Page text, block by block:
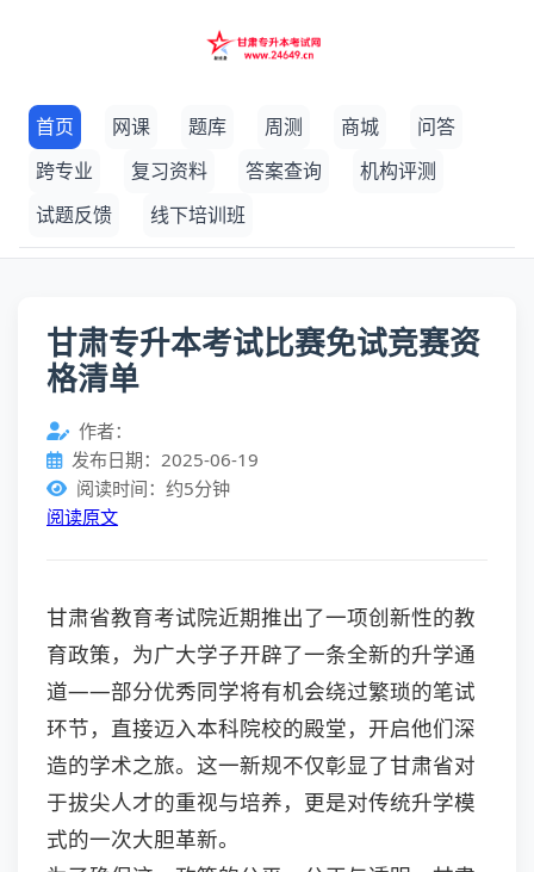
首页 网课 题库 周测 商城
问答
跨专业
复习资料 答案查询
机构评测
试题反馈
线下培训班
甘肃专升本考试比赛免试竞赛资
格清单
作者：
发布日期：2025-06-19
阅读时间：约5分钟
阅读原文
甘肃省教育考试院近期推出了一项创新性的教
育政策，为广大学子开辟了一条全新的升学通
道——部分优秀同学将有机会绕过繁琐的笔试
环节，直接迈入本科院校的殿堂，开启他们深
造的学术之旅。这一新规不仅彰显了甘肃省对
于拔尖人才的重视与培养，更是对传统升学模
式的一次大胆革新。